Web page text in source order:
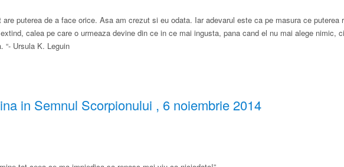
puterea de a face orice. Asa am crezut si eu odata. Iar adevarul este ca pe masura ce puterea
calea pe care o urmeaza devine din ce in ce mai ingusta​,​ pana cand el nu mai alege nimic,
“- Ursula K. Leguin
in Semnul Scorpion​ului , 6 noiembrie 2014